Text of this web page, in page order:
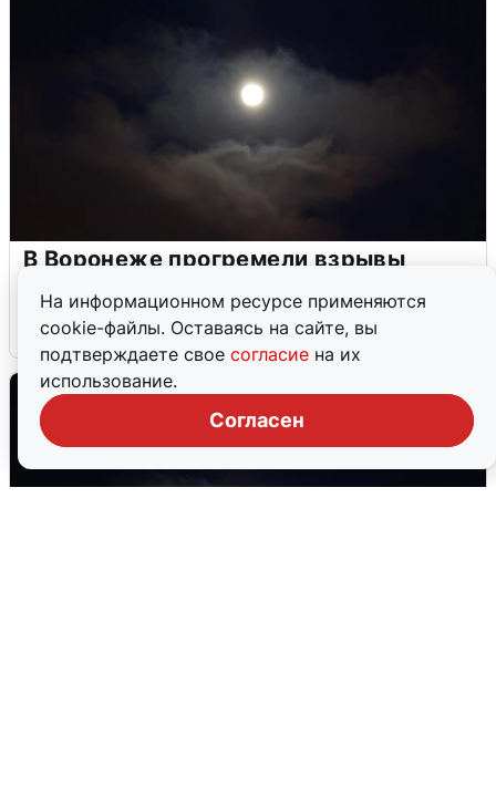
На информационном ресурсе применяются
cookie-файлы. Оставаясь на сайте, вы
подтверждаете свое согласие на их
использование.
Согласен
В Воронеже прогремели взрывы
5 августа 0